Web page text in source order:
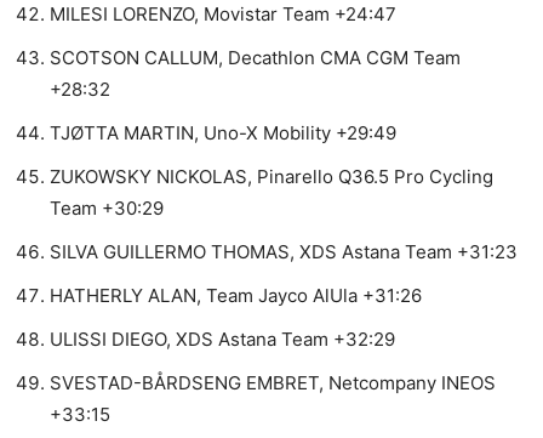
MILESI LORENZO, Movistar Team +24:47
SCOTSON CALLUM, Decathlon CMA CGM Team
+28:32
TJØTTA MARTIN, Uno-X Mobility +29:49
ZUKOWSKY NICKOLAS, Pinarello Q36.5 Pro Cycling
Team +30:29
SILVA GUILLERMO THOMAS, XDS Astana Team +31:23
HATHERLY ALAN, Team Jayco AlUla +31:26
ULISSI DIEGO, XDS Astana Team +32:29
SVESTAD-BÅRDSENG EMBRET, Netcompany INEOS
+33:15